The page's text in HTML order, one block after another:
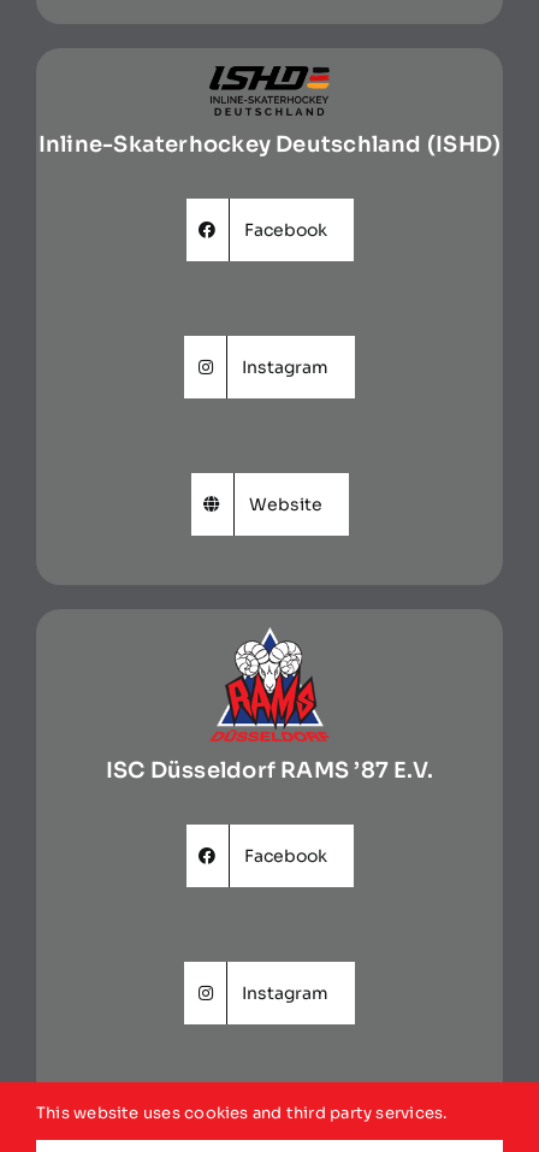
Inline-Skaterhockey Deutschland (ISHD)
Facebook
Instagram
Website
ISC Düsseldorf RAMS ’87 E.V.
Facebook
Instagram
This website uses cookies and third party services.